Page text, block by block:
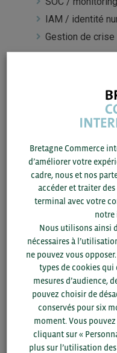
IAM / identité
Gestion de crise
Flore
Business France
Etienne SAVIN
Chargé d’Affaires
Business France
Evènement gratuit
BCI étant financée par
Bretagne, les réunions
réservés aux
social ou établissement
Le compte-rendu de la
BCI info.
Le support de
aux adhérents BCI sous
Bretagne Commerce
d’améliorer votre
cadre, nous et nos
accéder et traiter
terminal avec votre
notre
Nous utilisons ainsi
nécessaires à
ne pouvez vous
types de cookies
mesures d’audience,
pouvez choisir de
conservés pour six
moment. Vous
cliquant sur «
plus sur l’utilisation